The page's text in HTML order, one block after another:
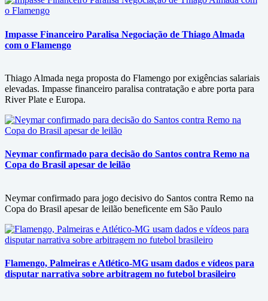
Impasse Financeiro Paralisa Negociação de Thiago Almada
com o Flamengo
Thiago Almada nega proposta do Flamengo por exigências salariais
elevadas. Impasse financeiro paralisa contratação e abre porta para
River Plate e Europa.
Neymar confirmado para decisão do Santos contra Remo na
Copa do Brasil apesar de leilão
Neymar confirmado para jogo decisivo do Santos contra Remo na
Copa do Brasil apesar de leilão beneficente em São Paulo
Flamengo, Palmeiras e Atlético-MG usam dados e vídeos para
disputar narrativa sobre arbitragem no futebol brasileiro